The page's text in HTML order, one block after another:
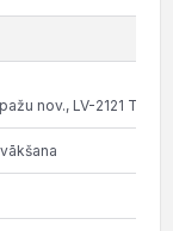
nov., LV-2121 T.